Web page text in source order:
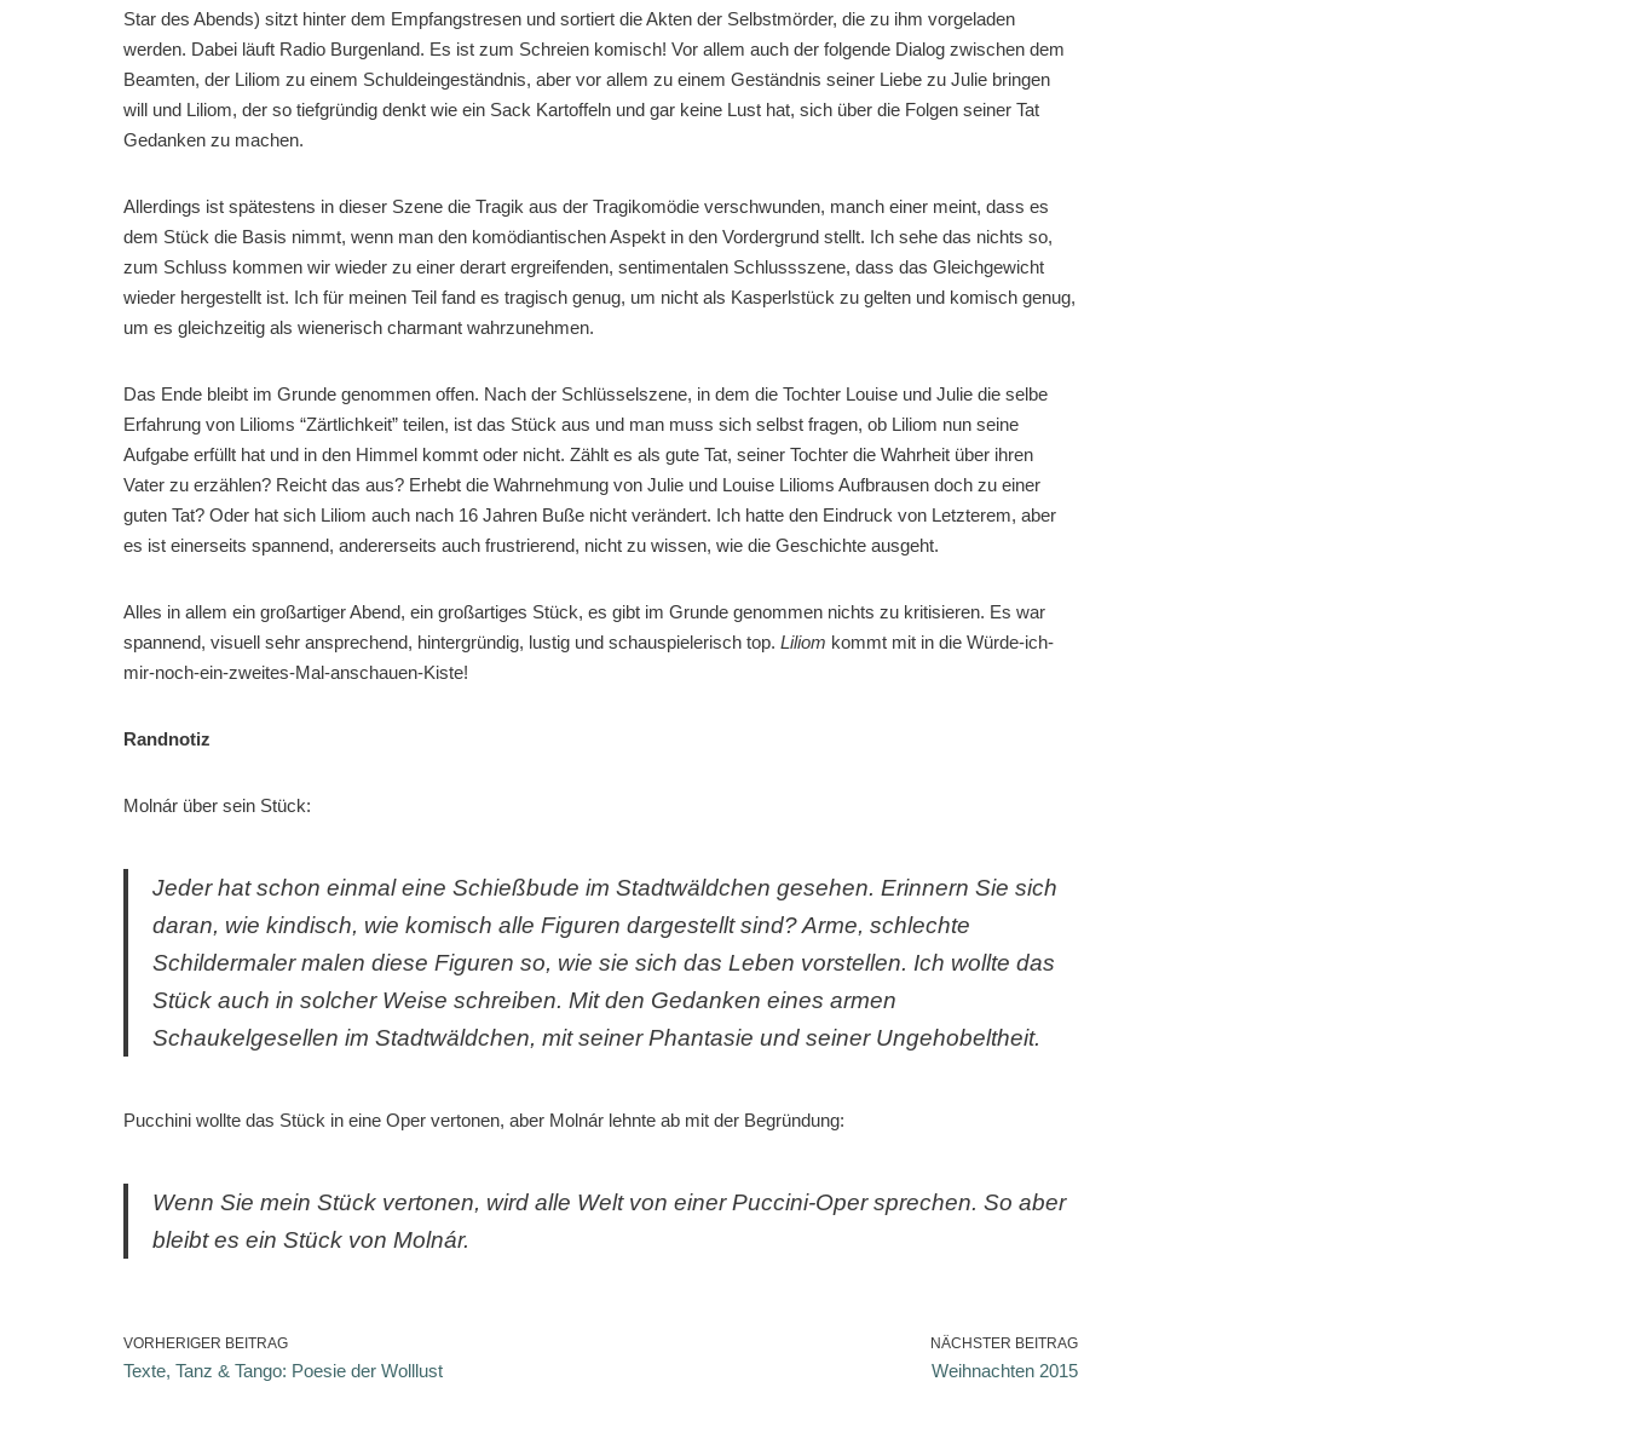
Star des Abends) sitzt hinter dem Empfangstresen und sortiert die Akten der Selbstmörder, die zu ihm vorgeladen
werden. Dabei läuft Radio Burgenland. Es ist zum Schreien komisch! Vor allem auch der folgende Dialog zwischen dem
Beamten, der Liliom zu einem Schuldeingeständnis, aber vor allem zu einem Geständnis seiner Liebe zu Julie bringen
will und Liliom, der so tiefgründig denkt wie ein Sack Kartoffeln und gar keine Lust hat, sich über die Folgen seiner Tat
Gedanken zu machen.
Allerdings ist spätestens in dieser Szene die Tragik aus der Tragikomödie verschwunden, manch einer meint, dass es
dem Stück die Basis nimmt, wenn man den komödiantischen Aspekt in den Vordergrund stellt. Ich sehe das nichts so,
zum Schluss kommen wir wieder zu einer derart ergreifenden, sentimentalen Schlussszene, dass das Gleichgewicht
wieder hergestellt ist. Ich für meinen Teil fand es tragisch genug, um nicht als Kasperlstück zu gelten und komisch genug,
um es gleichzeitig als wienerisch charmant wahrzunehmen.
Das Ende bleibt im Grunde genommen offen. Nach der Schlüsselszene, in dem die Tochter Louise und Julie die selbe
Erfahrung von Lilioms “Zärtlichkeit” teilen, ist das Stück aus und man muss sich selbst fragen, ob Liliom nun seine
Aufgabe erfüllt hat und in den Himmel kommt oder nicht. Zählt es als gute Tat, seiner Tochter die Wahrheit über ihren
Vater zu erzählen? Reicht das aus? Erhebt die Wahrnehmung von Julie und Louise Lilioms Aufbrausen doch zu einer
guten Tat? Oder hat sich Liliom auch nach 16 Jahren Buße nicht verändert. Ich hatte den Eindruck von Letzterem, aber
es ist einerseits spannend, andererseits auch frustrierend, nicht zu wissen, wie die Geschichte ausgeht.
Alles in allem ein großartiger Abend, ein großartiges Stück, es gibt im Grunde genommen nichts zu kritisieren. Es war
spannend, visuell sehr ansprechend, hintergründig, lustig und schauspielerisch top. Liliom kommt mit in die Würde-ich-
mir-noch-ein-zweites-Mal-anschauen-Kiste!
Randnotiz
Molnár über sein Stück:
Jeder hat schon einmal eine Schießbude im Stadtwäldchen gesehen. Erinnern Sie sich
daran, wie kindisch, wie komisch alle Figuren dargestellt sind? Arme, schlechte
Schildermaler malen diese Figuren so, wie sie sich das Leben vorstellen. Ich wollte das
Stück auch in solcher Weise schreiben. Mit den Gedanken eines armen
Schaukelgesellen im Stadtwäldchen, mit seiner Phantasie und seiner Ungehobeltheit.
Pucchini wollte das Stück in eine Oper vertonen, aber Molnár lehnte ab mit der Begründung:
Wenn Sie mein Stück vertonen, wird alle Welt von einer Puccini-Oper sprechen. So aber
bleibt es ein Stück von Molnár.
VORHERIGER BEITRAG
Texte, Tanz & Tango: Poesie der Wolllust
NÄCHSTER BEITRAG
Weihnachten 2015